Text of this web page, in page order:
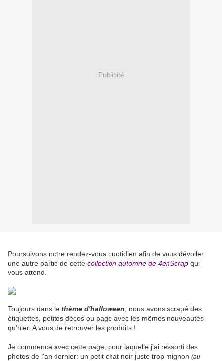
Publicité
Poursuivons notre rendez-vous quotidien afin de vous dévoiler
une autre partie de cette collection automne de 4enScrap qui
vous attend.
Toujours dans le thème d'halloween , nous avons scrapé des
étiquettes, petites décos ou page avec les mêmes nouveautés
qu'hier. A vous de retrouver les produits !
Je commence avec cette page, pour laquelle j'ai ressorti des
photos de l'an dernier: un petit chat noir juste trop mignon (au